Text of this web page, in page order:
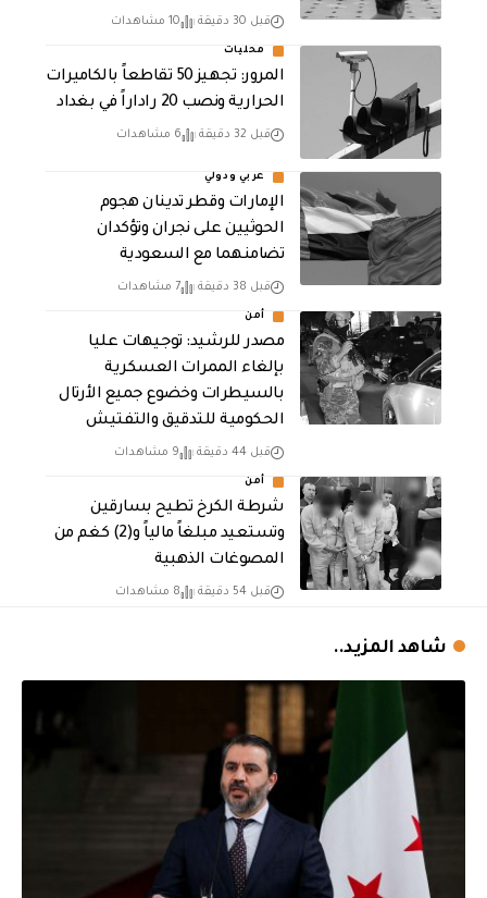
قبل 30 دقيقة 10 مشاهدات
محليات
المرور: تجهيز 50 تقاطعاً بالكاميرات
الحرارية ونصب 20 راداراً في بغداد
قبل 32 دقيقة 6 مشاهدات
عربي ودولي
الإمارات وقطر تدينان هجوم
الحوثيين على نجران وتؤكدان
تضامنهما مع السعودية
قبل 38 دقيقة 7 مشاهدات
أمن
مصدر للرشيد: توجيهات عليا
بإلغاء الممرات العسكرية
بالسيطرات وخضوع جميع الأرتال
الحكومية للتدقيق والتفتيش
قبل 44 دقيقة 9 مشاهدات
أمن
شرطة الكرخ تطيح بسارقين
وتستعيد مبلغاً مالياً و(2) كغم من
المصوغات الذهبية
قبل 54 دقيقة 8 مشاهدات
شاهد المزيد..